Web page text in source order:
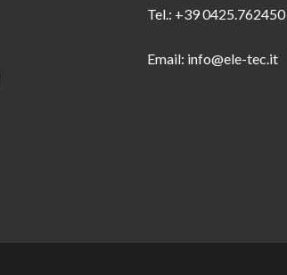
Tel.: +39 0425.762450
Email: info@ele-tec.it